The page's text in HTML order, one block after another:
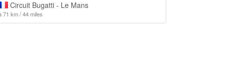
Circuit Bugatti - Le Mans
71 km / 44 miles